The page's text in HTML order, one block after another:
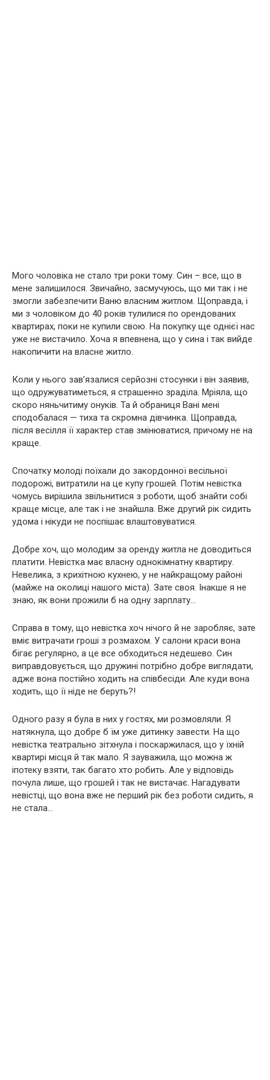
Мого чоловіка не стало три роки тому. Син – все, що в
мене залишилося. Звичайно, засмучуюсь, що ми так і не
змогли забезпечити Ваню власним житлом. Щоправда, і
ми з чоловіком до 40 років тулилися по орендованих
квартирах, поки не купили свою. На покупку ще однієї нас
уже не вистачило. Хоча я впевнена, що у сина і так вийде
накопичити на власне житло.
Коли у нього зав’язалися серйозні стосунки і він заявив,
що одружуватиметься, я страшенно зраділа. Мріяла, що
скоро няньчитиму онуків. Та й обраниця Вані мені
сподобалася — тиха та скромна дівчинка. Щоправда,
після весілля її характер став змінюватися, причому не на
краще.
Спочатку молоді поїхали до закордонної весільної
подорожі, витратили на це купу грошей. Потім невістка
чомусь вирішила звільнитися з роботи, щоб знайти собі
краще місце, але так і не знайшла. Вже другий рік сидить
удома і нікуди не поспішає влаштовуватися.
Добре хоч, що молодим за оренду житла не доводиться
платити. Невістка має власну однокімнатну квартиру.
Невелика, з крихітною кухнею, у не найкращому районі
(майже на околиці нашого міста). Зате своя. Інакше я не
знаю, як вони прожили б на одну зарплату…
Справа в тому, що невістка хоч нічого й не заробляє, зате
вміє витрачати гроші з розмахом. У салони краси вона
бігає регулярно, а це все обходиться недешево. Син
виправдовується, що дружині потрібно добре виглядати,
адже вона постійно ходить на співбесіди. Але куди вона
ходить, що її ніде не беруть?!
Одного разу я була в них у гостях, ми розмовляли. Я
натякнула, що добре б їм уже дитинку завести. На що
невістка театрально зітхнула і поскаржилася, що у їхній
квартирі місця й так мало. Я зауважила, що можна ж
іпотеку взяти, так багато хто робить. Але у відповідь
почула лише, що грошей і так не вистачає. Нагадувати
невістці, що вона вже не перший рік без роботи сидить, я
не стала…